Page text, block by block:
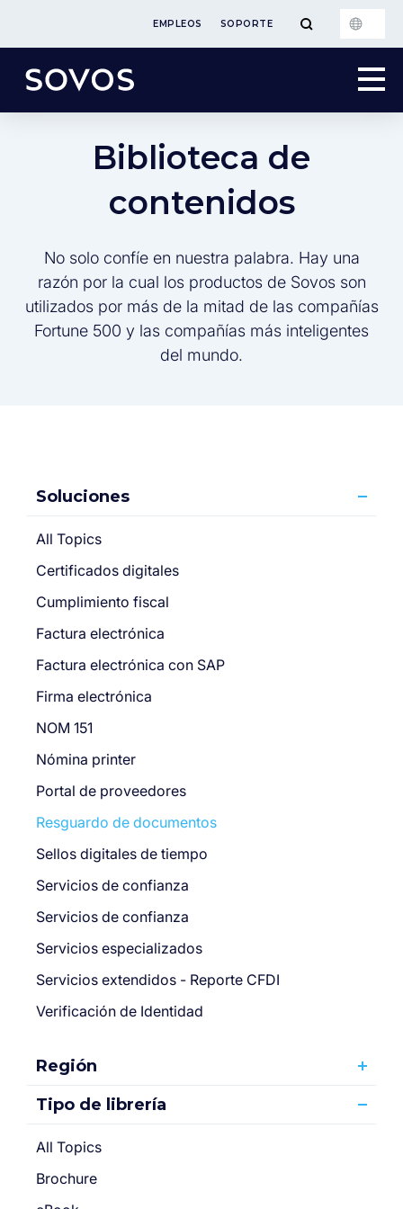
EMPLEOS SOPORTE
Biblioteca de
contenidos
No solo confíe en nuestra palabra. Hay una
razón por la cual los productos de Sovos son
utilizados por más de la mitad de las compañías
Fortune 500 y las compañías más inteligentes
del mundo.
Soluciones
All Topics
Certificados digitales
Cumplimiento fiscal
Factura electrónica
Factura electrónica con SAP
Firma electrónica
NOM 151
Nómina printer
Portal de proveedores
Resguardo de documentos
Sellos digitales de tiempo
Servicios de confianza
Servicios de confianza
Servicios especializados
Servicios extendidos - Reporte CFDI
Verificación de Identidad
Región
Tipo de librería
All Topics
Brochure